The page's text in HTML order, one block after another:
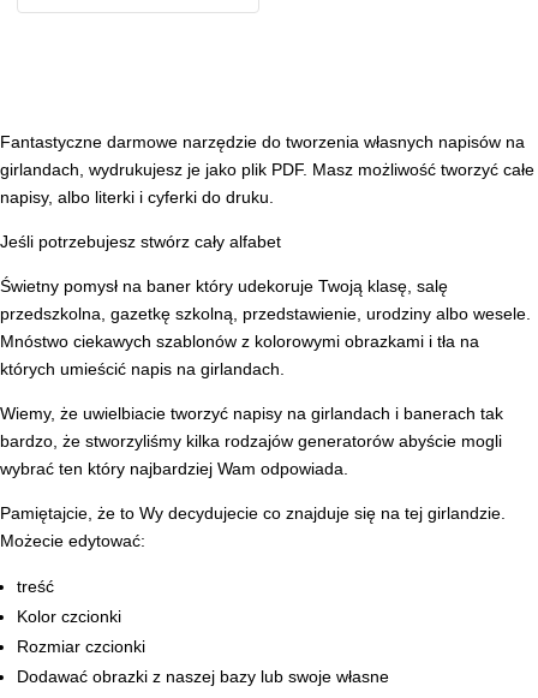
Fantastyczne darmowe narzędzie do tworzenia własnych napisów na
girlandach, wydrukujesz je jako plik PDF. Masz możliwość tworzyć całe
napisy, albo literki i cyferki do druku.
Jeśli potrzebujesz stwórz cały alfabet
Świetny pomysł na baner który udekoruje Twoją klasę, salę
przedszkolna, gazetkę szkolną, przedstawienie, urodziny albo wesele.
Mnóstwo ciekawych szablonów z kolorowymi obrazkami i tła na
których umieścić napis na girlandach.
Wiemy, że uwielbiacie tworzyć napisy na girlandach i banerach tak
bardzo, że stworzyliśmy kilka rodzajów generatorów abyście mogli
wybrać ten który najbardziej Wam odpowiada.
Pamiętajcie, że to Wy decydujecie co znajduje się na tej girlandzie.
Możecie edytować:
treść
Kolor czcionki
Rozmiar czcionki
Dodawać obrazki z naszej bazy lub swoje własne